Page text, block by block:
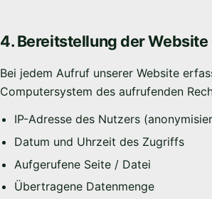
4. Bereitstellung der
Bei jedem Aufruf unserer Website
Computersystem des aufrufenden
IP-Adresse des Nutzers
Datum und Uhrzeit des Zugriffs
Aufgerufene Seite / Datei
Übertragene Datenmenge